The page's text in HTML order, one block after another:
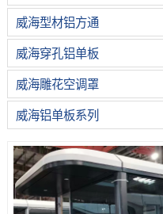
威海型材铝方通
威海穿孔铝单板
威海雕花空调罩
威海铝单板系列